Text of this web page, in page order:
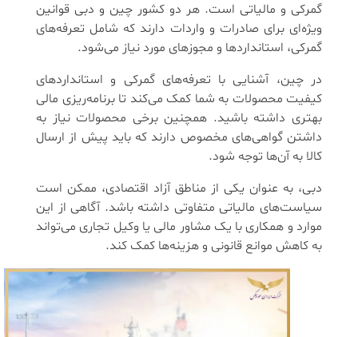
گمرکی و مالیاتی است. هر دو کشور چین و دبی قوانین
ویژه‌ای برای صادرات و واردات دارند که شامل تعرفه‌های
گمرکی، استانداردها و مجوزهای مورد نیاز می‌شود.
در چین، آشنایی با تعرفه‌های گمرکی و استانداردهای
کیفیت محصولات به شما کمک می‌کند تا برنامه‌ریزی مالی
بهتری داشته باشید. همچنین برخی محصولات نیاز به
داشتن گواهی‌های مخصوص دارند که باید پیش از ارسال
کالا به آن‌ها توجه شود.
دبی، به عنوان یکی از مناطق آزاد اقتصادی، ممکن است
سیاست‌های مالیاتی متفاوتی داشته باشد. آگاهی از این
موارد و همکاری با یک مشاور مالی یا وکیل تجاری می‌تواند
به کاهش موانع قانونی و هزینه‌ها کمک کند.